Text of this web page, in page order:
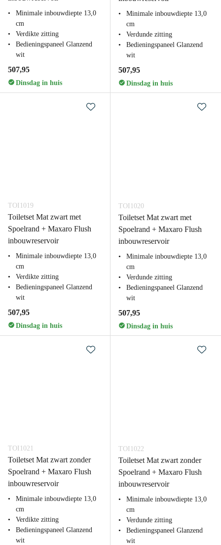
Minimale inbouwdiepte 13,0
cm
Verdikte zitting
Bedieningspaneel Glanzend
wit
507,95
Dinsdag in huis
Minimale inbouwdiepte 13,0
cm
Verdunde zitting
Bedieningspaneel Glanzend
wit
507,95
Dinsdag in huis
TOI1019
Toiletset Mat zwart met
Spoelrand + Maxaro Flush
inbouwreservoir
Minimale inbouwdiepte 13,0
cm
Verdikte zitting
Bedieningspaneel Glanzend
wit
507,95
Dinsdag in huis
TOI1020
Toiletset Mat zwart met
Spoelrand + Maxaro Flush
inbouwreservoir
Minimale inbouwdiepte 13,0
cm
Verdunde zitting
Bedieningspaneel Glanzend
wit
507,95
Dinsdag in huis
TOI1021
Toiletset Mat zwart zonder
Spoelrand + Maxaro Flush
inbouwreservoir
Minimale inbouwdiepte 13,0
cm
Verdikte zitting
Bedieningspaneel Glanzend
wit
TOI1022
Toiletset Mat zwart zonder
Spoelrand + Maxaro Flush
inbouwreservoir
Minimale inbouwdiepte 13,0
cm
Verdunde zitting
Bedieningspaneel Glanzend
wit